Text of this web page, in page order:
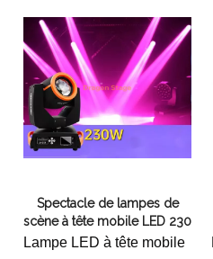
Spectacle de lampes de
scène à tête mobile LED 230
Lampe LED à tête mobile